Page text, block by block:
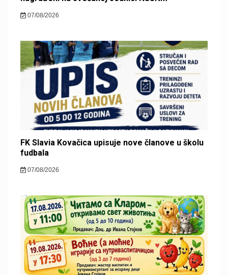
07/08/2026
FK Slavia Kovačica upisuje nove članove u školu
fudbala
07/08/2026